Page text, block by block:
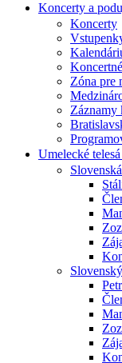
Koncerty a
Koncerty
Zóna pre
Záznamy
Umelecké telesá